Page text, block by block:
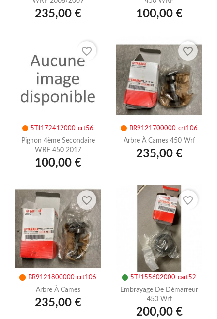
235,00 € 100,00 €
5TJ172412000-crt56
Pignon 4ème Secondaire
WRF 450 2017
100,00 €
favorite_border
BR9121700000-crt106
Arbre À Cames 450 Wrf
235,00 €
favorite_border
BR9121800000-crt106
Arbre À Cames
235,00 €
favorite_border
5TJ155602000-cart52
Embrayage De Démarreur
450 Wrf
200,00 €
favorite_border